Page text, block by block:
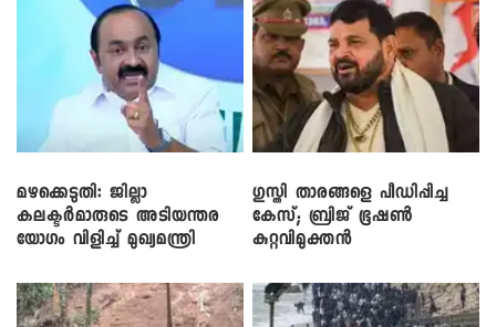
മഴക്കെടുതി: ജില്ലാ
കലക്ടർമാരുടെ അടിയന്തര
യോഗം വിളിച്ച് മുഖ്യമന്ത്രി
​ഗുസ്തി താരങ്ങളെ പീഡിപ്പിച്ച
കേസ്; ബ്രിജ് ഭൂഷൺ
കുറ്റവിമുക്തൻ